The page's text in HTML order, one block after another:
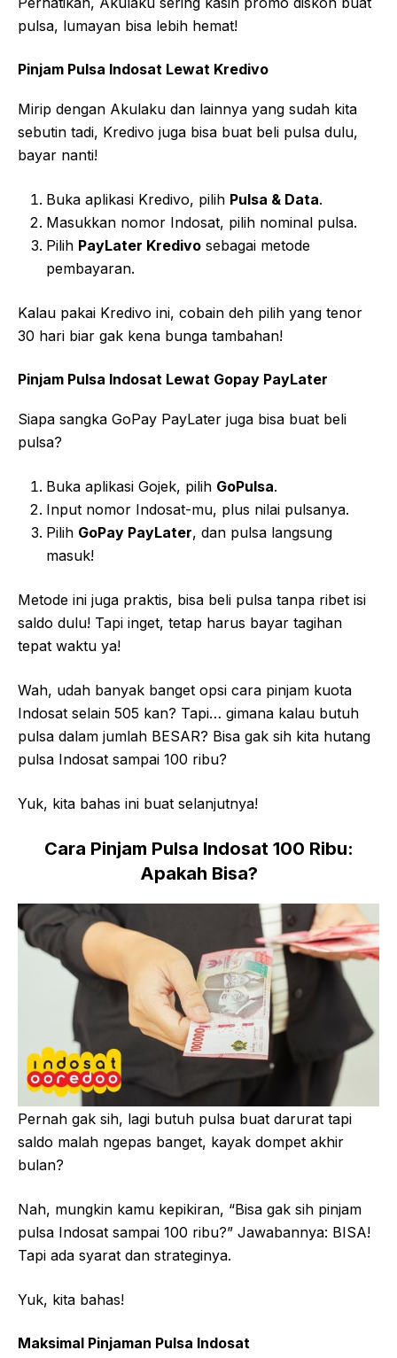
pulsa, lumayan bisa lebih hemat!
Pinjam Pulsa Indosat Lewat Kredivo
Mirip dengan Akulaku dan lainnya yang sudah kita
sebutin tadi, Kredivo juga bisa buat beli pulsa dulu,
bayar nanti!
Buka aplikasi Kredivo, pilih Pulsa & Data.
Masukkan nomor Indosat, pilih nominal pulsa.
Pilih PayLater Kredivo sebagai metode
pembayaran.
Kalau pakai Kredivo ini, cobain deh pilih yang tenor
30 hari biar gak kena bunga tambahan!
Pinjam Pulsa Indosat Lewat Gopay PayLater
Siapa sangka GoPay PayLater juga bisa buat beli
pulsa?
Buka aplikasi Gojek, pilih GoPulsa.
Input nomor Indosat-mu, plus nilai pulsanya.
Pilih GoPay PayLater, dan pulsa langsung
masuk!
Metode ini juga praktis, bisa beli pulsa tanpa ribet isi
saldo dulu! Tapi inget, tetap harus bayar tagihan
tepat waktu ya!
Wah, udah banyak banget opsi cara pinjam kuota
Indosat selain 505 kan? Tapi… gimana kalau butuh
pulsa dalam jumlah BESAR? Bisa gak sih kita hutang
pulsa Indosat sampai 100 ribu?
Yuk, kita bahas ini buat selanjutnya!
Cara Pinjam Pulsa Indosat 100 Ribu:
Apakah Bisa?
Pernah gak sih, lagi butuh pulsa buat darurat tapi
saldo malah ngepas banget, kayak dompet akhir
bulan?
Nah, mungkin kamu kepikiran, “Bisa gak sih pinjam
pulsa Indosat sampai 100 ribu?” Jawabannya: BISA!
Tapi ada syarat dan strateginya.
Yuk, kita bahas!
Maksimal Pinjaman Pulsa Indosat